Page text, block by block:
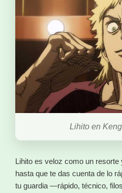
Lihito en
Lihito es veloz como un
hasta que te das cuenta de lo
tu guardia —rápido, técnico,